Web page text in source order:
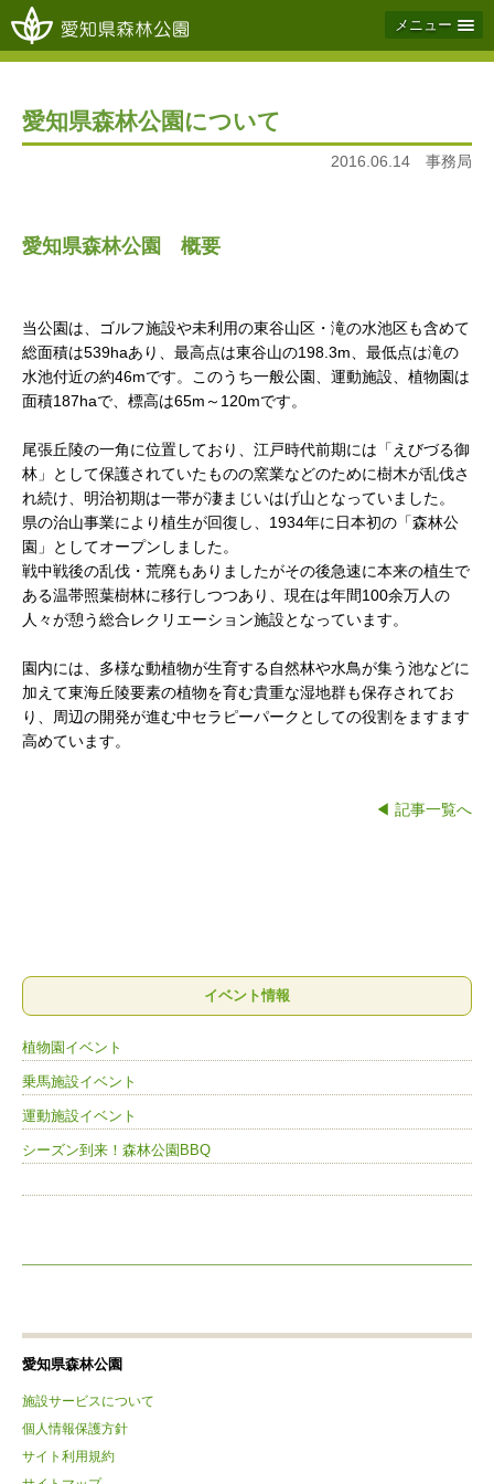
メニュー
愛知県森林公園について
2016.06.14 事務局
愛知県森林公園 概要
当公園は、ゴルフ施設や未利用の東谷山区・滝の水池区も含めて
総面積は539haあり、最高点は東谷山の198.3m、最低点は滝の
水池付近の約46mです。このうち一般公園、運動施設、植物園は
面積187haで、標高は65m～120mです。
尾張丘陵の一角に位置しており、江戸時代前期には「えびづる御
林」として保護されていたものの窯業などのために樹木が乱伐さ
れ続け、明治初期は一帯が凄まじいはげ山となっていました。
県の治山事業により植生が回復し、1934年に日本初の「森林公
園」としてオープンしました。
戦中戦後の乱伐・荒廃もありましたがその後急速に本来の植生で
ある温帯照葉樹林に移行しつつあり、現在は年間100余万人の
人々が憩う総合レクリエーション施設となっています。
園内には、多様な動植物が生育する自然林や水鳥が集う池などに
加えて東海丘陵要素の植物を育む貴重な湿地群も保存されてお
り、周辺の開発が進む中セラピーパークとしての役割をますます
高めています。
◀ 記事一覧へ
イベント情報
植物園イベント
乗馬施設イベント
運動施設イベント
シーズン到来！森林公園BBQ
愛知県森林公園
施設サービスについて
個人情報保護方針
サイト利用規約